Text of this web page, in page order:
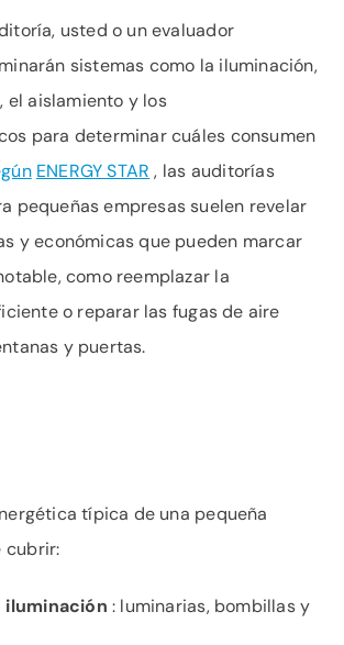
usted o un evaluador
sistemas como la iluminación,
el aislamiento y los
para determinar cuáles consumen
ENERGY STAR , las auditorías
pequeñas empresas suelen revelar
y económicas que pueden marcar
como reemplazar la
o reparar las fugas de aire
y puertas.
típica de una pequeña
cubrir:
iluminación : luminarias, bombillas y